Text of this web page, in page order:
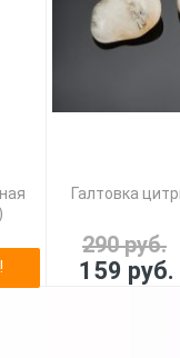
Галтовка
290 руб.
159 руб.